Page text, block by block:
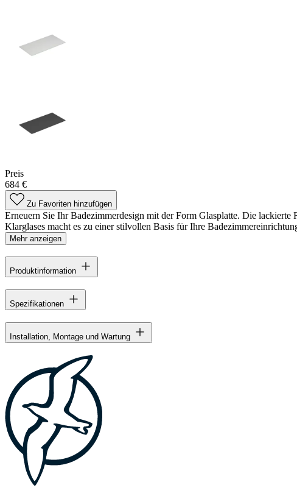
Preis
684 €
Zu Favoriten hinzufügen
Erneuern Sie Ihr Badezimmerdesign mit der Form Glasplatte. Die
Klarglases macht es zu einer stilvollen Basis für Ihre
Mehr anzeigen
Produktinformation
Spezifikationen
Installation, Montage und Wartung